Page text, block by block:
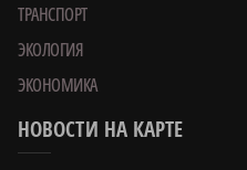
ТРАНСПОРТ
ЭКОЛОГИЯ
ЭКОНОМИКА
НОВОСТИ НА КАРТЕ